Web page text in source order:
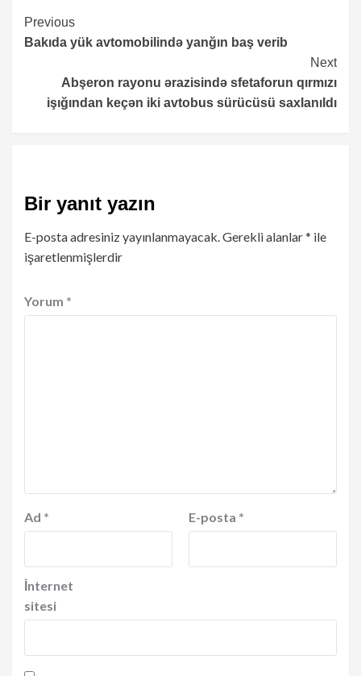
Continue
Reading
Previous
Bakıda yük avtomobilində yanğın baş verib
Next
Abşeron rayonu ərazisində sfetaforun qırmızı
işığından keçən iki avtobus sürücüsü saxlanıldı
Bir yanıt yazın
E-posta adresiniz yayınlanmayacak.Gerekli alanlar* ile
işaretlenmişlerdir
Yorum *
Ad * E-posta *
İnternet
sitesi